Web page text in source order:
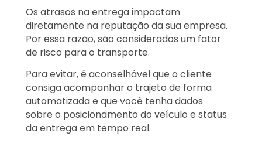
Os atrasos na entrega impactam
diretamente na reputação da sua empresa.
Por essa razão, são considerados um fator
de risco para o transporte.
Para evitar, é aconselhável que o cliente
consiga acompanhar o trajeto de forma
automatizada e que você tenha dados
sobre o posicionamento do veículo e status
da entrega em tempo real.